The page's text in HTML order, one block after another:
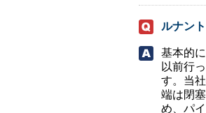
ルナン
基本的
以前行
す。当
端は閉
め、パ